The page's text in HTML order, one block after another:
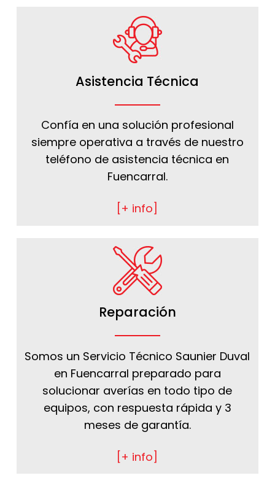
Asistencia Técnica
Confía en una solución profesional
siempre operativa a través de nuestro
teléfono de asistencia técnica en
Fuencarral.
[+ info]
Reparación
Somos un Servicio Técnico Saunier Duval
en Fuencarral preparado para
solucionar averías en todo tipo de
equipos, con respuesta rápida y 3
meses de garantía.
[+ info]